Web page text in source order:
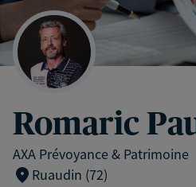
pied
Romaric
AXA Prévoyance & Patrimoine
Ruaudin (72)